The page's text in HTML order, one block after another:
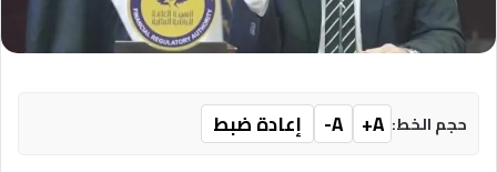
حجم الخط: A+
A-
إعادة ضبط